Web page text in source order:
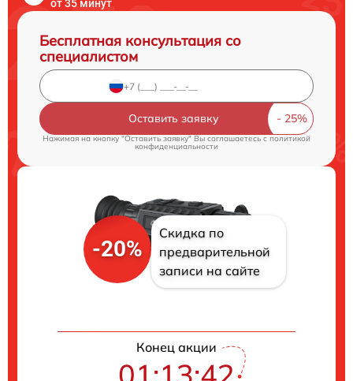
от 35 минут
Бесплатная консультация со
специалистом
Оставить заявку
Нажимая на кнопку "Оставить заявку" Вы соглашаетесь c политикой
конфиденциальности
-20%
Скидка по
предварительной
записи на сайте
Конец акции